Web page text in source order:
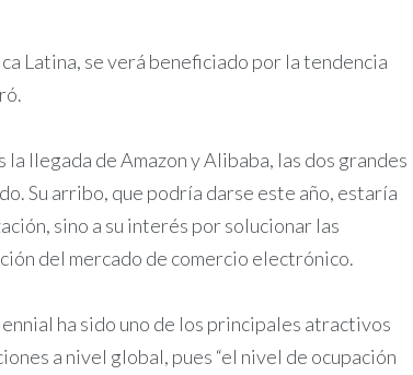
Latina, se verá beneficiado por la tendencia
llegada de Amazon y Alibaba, las dos grandes
Su arribo, que podría darse este año, estaría
sino a su interés por solucionar las
del mercado de comercio electrónico.
ha sido uno de los principales atractivos
a nivel global, pues “el nivel de ocupación